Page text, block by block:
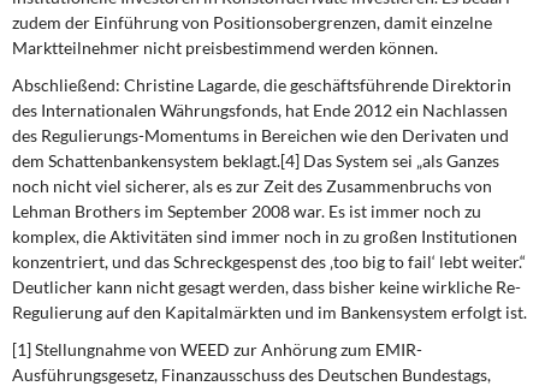
zudem der Einführung von Positions­obergrenzen, damit einzelne
Marktteilnehmer nicht preisbestimmend werden können.
Abschließend: Christine Lagarde, die geschäftsführende Direktorin
des Internationalen Währungsfonds, hat Ende 2012 ein Nachlassen
des Regulierungs-Momentums in Be­reichen wie den Derivaten und
dem Schattenbankensystem beklagt.[4] Das System sei „als Ganzes
noch nicht viel sicherer, als es zur Zeit des Zusammenbruchs von
Lehman Brothers im September 2008 war. Es ist immer noch zu
komplex, die Aktivitäten sind immer noch in zu großen Institutionen
konzentriert, und das Schreckgespenst des ‚too big to fail‘ lebt weiter.“
Deutlicher kann nicht gesagt werden, dass bisher keine wirkliche Re-
Regulierung auf den Kapitalmärkten und im Bankensystem erfolgt ist.
[1] Stellungnahme von WEED zur Anhörung zum EMIR-
Ausführungsgesetz, Finanzausschuss des Deutschen Bundestags,